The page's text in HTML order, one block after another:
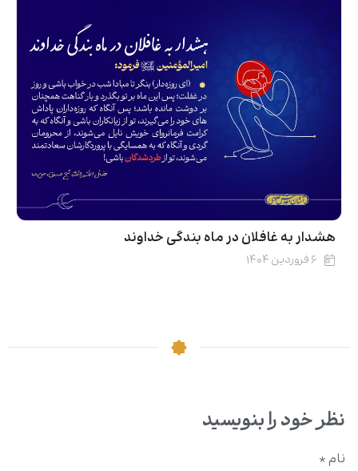
هشدار به غافلان در ماه بندگی خداوند
۶ فروردین ۱۴۰۴
نظر خود را بنویسید
نام *